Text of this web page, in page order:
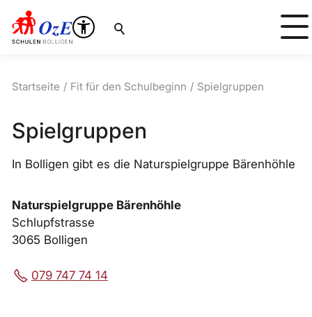
Suche
Startseite Fit für den Schulbeginn Spielgruppen
Spielgruppen
In Bolligen gibt es die Naturspielgruppe Bärenhöhle
Naturspielgruppe Bärenhöhle
Schlupfstrasse
3065 Bolligen
079 747 74 14